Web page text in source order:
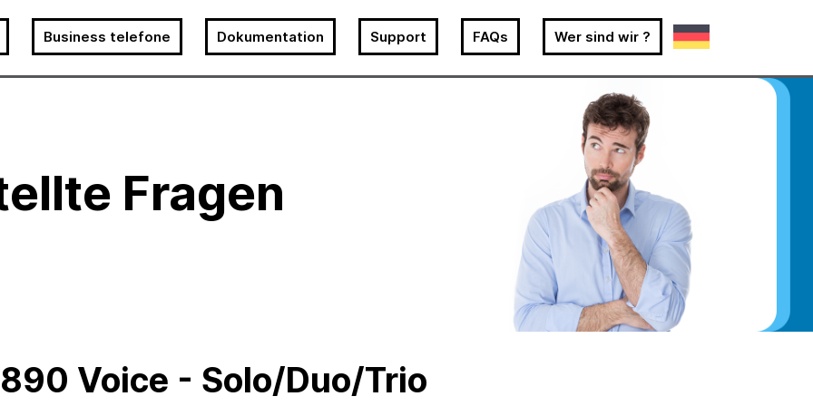
Business telefone Dokumentation Support FAQs Wer sind wir ?
Fragen
Voice - Solo/Duo/Trio